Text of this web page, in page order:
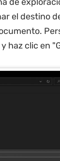
el destino
haz clic en